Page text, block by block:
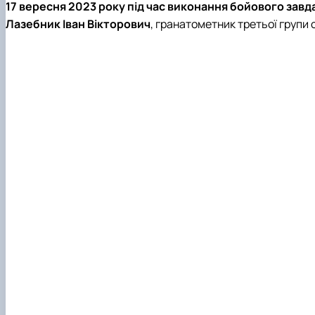
Пам'яті студентів та випускників інституту -
17 вересня 2023 рокупід час виконання бойового
Лазебник Іван Вікторович, гранатометник третьої